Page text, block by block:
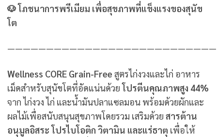
🐶 โภชนาการพรีเมียม เพื่อสุขภาพที่แข็งแรงของสุนัข
โต
Wellness CORE Grain-Free สูตรไก่งวงและไก่ อาหาร
เม็ดสำหรับสุนัขโตที่อัดแน่นด้วยโปรตีนคุณภาพสูง 44%
จาก ไก่งวง ไก่ และน้ำมันปลาแซลมอน พร้อมด้วยผักและ
ผลไม้เพื่อสนับสนุนสุขภาพโดยรวม เสริมด้วย สารต้าน
อนุมูลอิสระ โปรไบโอติก วิตามิน และแร่ธาตุ เพื่อให้